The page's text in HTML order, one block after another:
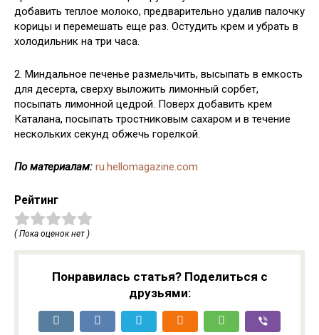
добавить теплое молоко, предварительно удалив палочку
корицы и перемешать еще раз. Остудить крем и убрать в
холодильник на три часа.
2. Миндальное печенье размельчить, высыпать в емкость
для десерта, сверху выложить лимонный сорбет,
посыпать лимонной цедрой. Поверх добавить крем
Каталана, посыпать тростниковым сахаром и в течение
нескольких секунд обжечь горелкой.
По материалам: ru.hellomagazine.com
Рейтинг
( Пока оценок нет )
Понравилась статья? Поделиться с
друзьями: